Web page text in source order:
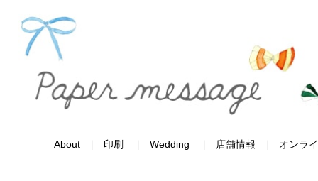
About 印刷 Wedding 店舗情報 オンラ